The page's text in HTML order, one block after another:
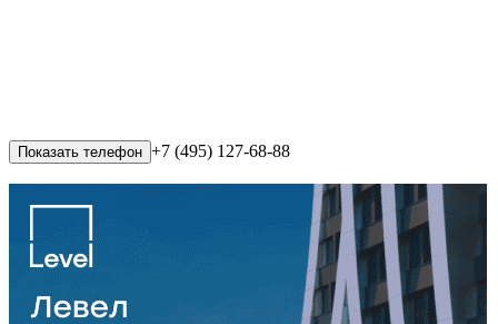
Показать телефон +7 (495) 127-68-88